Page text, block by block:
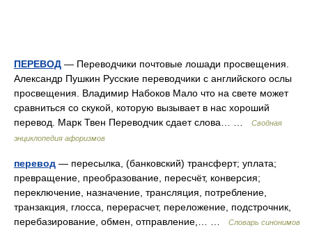
ПЕРЕВОД — Переводчики почтовые лошади просвещения.
Александр Пушкин Русские переводчики с английского ослы
просвещения. Владимир Набоков Мало что на свете может
сравниться со скукой, которую вызывает в нас хороший
перевод. Марк Твен Переводчик сдает слова… …
Сводная
энциклопедия афоризмов
перевод — пересылка, (банковский) трансферт; уплата;
превращение, преобразование, пересчёт, конверсия;
переключение, назначение, трансляция, потребление,
транзакция, глосса, перерасчет, переложение, подстрочник,
перебазирование, обмен, отправление,… …
Словарь синонимов